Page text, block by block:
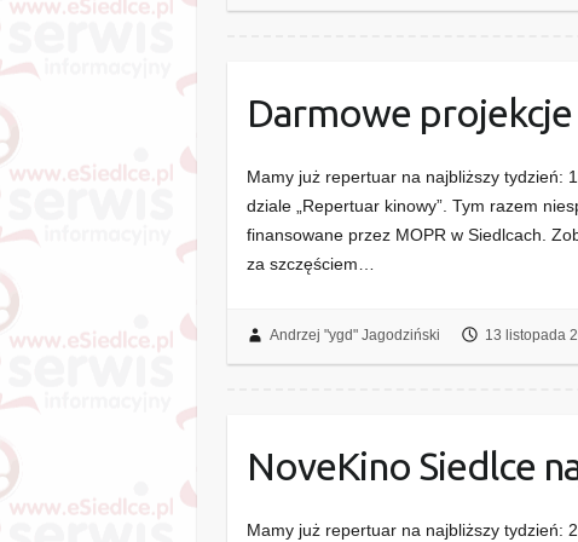
Darmowe
Mamy już repertuar na najbliższy tydzień:
dziale „Repertuar kinowy”. Tym razem
finansowane przez MOPR w Siedlcach.
za szczęściem…
Andrzej "ygd" Jagodziński 13 listopada
NoveKino Siedlce
Mamy już repertuar na najbliższy tydzień: